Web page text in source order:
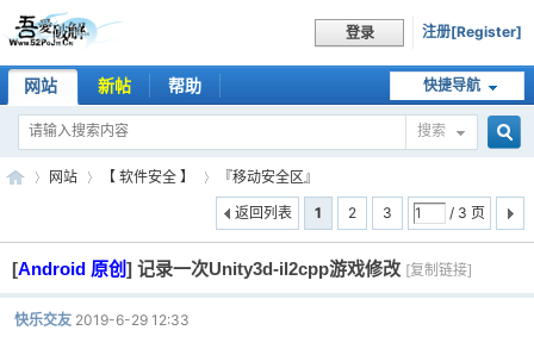
登录 注册[Register]
快捷导航
网站 新帖 帮助
搜索
吾 »
网站
›
【 软件安全 】
›
『移动安全区』
1
2 3 / 3 页
返回列表
[Android 原创] 记录一次Unity3d-il2cpp游戏修改 [复制链接]
快乐交友 2019-6-29 12:33